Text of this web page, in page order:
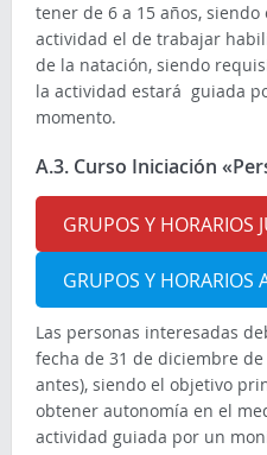
tener de 6 a 15 años,
actividad el de trabajar
de la natación, siendo
la actividad estará guiada
momento.
A.3. Curso Iniciación
GRUPOS Y HORARIOS
GRUPOS Y HORARIOS
Las personas interesadas
fecha de 31 de diciembre
antes), siendo el objetivo
obtener autonomía en el
actividad guiada por un